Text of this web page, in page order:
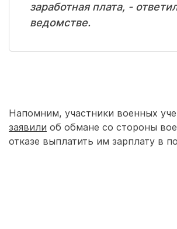
заработная плата, -
ведомстве.
Напомним, участники военных
заявили об обмане со стороны
отказе выплатить им зарплату в